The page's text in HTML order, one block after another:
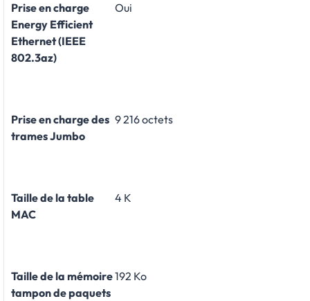
Prise en charge
Energy Efficient
Ethernet (IEEE
802.3az)
Oui
Prise en charge des
trames Jumbo
9 216 octets
Taille de la table
MAC
4 K
Taille de la mémoire
tampon de paquets
192 Ko